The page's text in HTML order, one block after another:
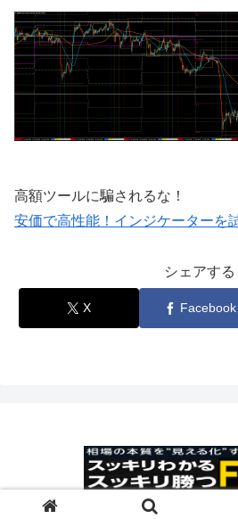
高額ツールに騙されるな！
安価で高性能！インジケーターを
シェアする
X Facebook
© 2025 スッキリわかるス